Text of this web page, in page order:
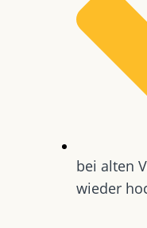
bei alten
wieder